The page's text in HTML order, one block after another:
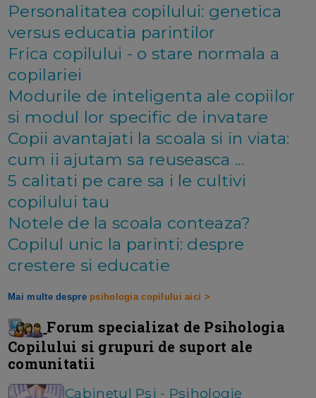
Personalitatea copilului: genetica
versus educatia parintilor
Frica copilului - o stare normala a
copilariei
Modurile de inteligenta ale copiilor
si modul lor specific de invatare
Copii avantajati la scoala si in viata:
cum ii ajutam sa reuseasca ...
5 calitati pe care sa i le cultivi
copilului tau
Notele de la scoala conteaza?
Copilul unic la parinti: despre
crestere si educatie
Mai multe despre psihologia copilului aici >
Forum specializat de Psihologia
Copilului si grupuri de suport ale
comunitatii
Cabinetul Psi - Psihologie